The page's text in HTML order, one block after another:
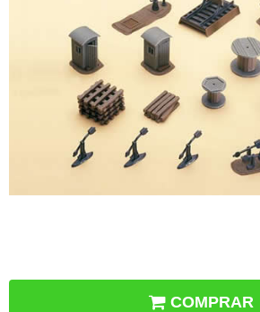
COMPRAR